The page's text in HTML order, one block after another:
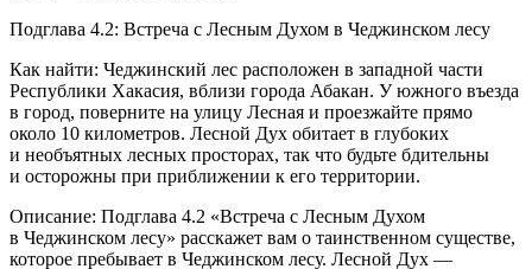
Подглава 4.2: Встреча с Лесным Духом в Чеджинском лесу
Как найти: Чеджинский лес расположен в западной части
Республики Хакасия, вблизи города Абакан. У южного въезда
в город, поверните на улицу Лесная и проезжайте прямо
около 10 километров. Лесной Дух обитает в глубоких
и необъятных лесных просторах, так что будьте бдительны
и осторожны при приближении к его территории.
Описание: Подглава 4.2 «Встреча с Лесным Духом
в Чеджинском лесу» расскажет вам о таинственном существе,
которое пребывает в Чеджинском лесу. Лесной Дух —